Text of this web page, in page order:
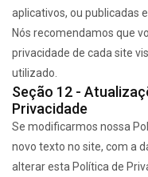
aplicativos, ou publicadas
Nós recomendamos que
privacidade de cada site
utilizado.
Seção 12 -
Privacidade
Se modificarmos nossa
novo texto no site, com a
alterar esta Política de